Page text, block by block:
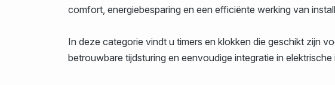
comfort, energiebesparing en een efficiënte werking van
In deze categorie vindt u timers en klokken die geschikt zijn
betrouwbare tijdsturing en eenvoudige integratie in elektrische